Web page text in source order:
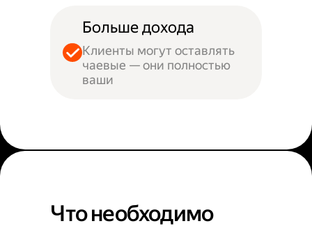
Больше дохода
Клиенты могут оставлять
чаевые — они полностью
ваши
Что необходимо